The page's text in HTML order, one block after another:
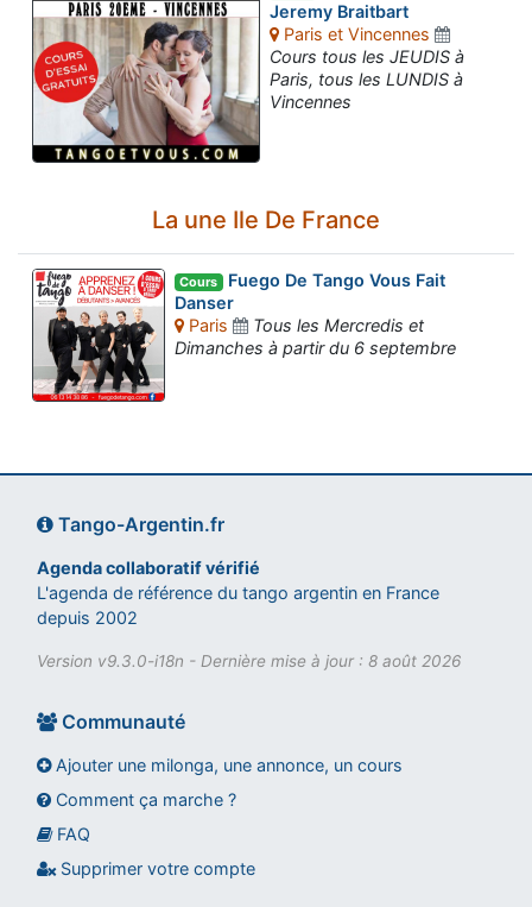
Jeremy Braitbart
Paris et Vincennes
Cours tous les JEUDIS à
Paris, tous les LUNDIS à
Vincennes
La une Ile De France
Cours Fuego De Tango Vous Fait
Danser
Paris
Tous les Mercredis et
Dimanches à partir du 6 septembre
Tango-Argentin.fr
Agenda collaboratif vérifié
L'agenda de référence du tango argentin en France
depuis 2002
Version v9.3.0-i18n - Dernière mise à jour : 8 août 2026
Communauté
Ajouter une milonga, une annonce, un cours
Comment ça marche ?
FAQ
Supprimer votre compte
Assistant tango-argentin.fr
Questions sur les milongas, cours et stages